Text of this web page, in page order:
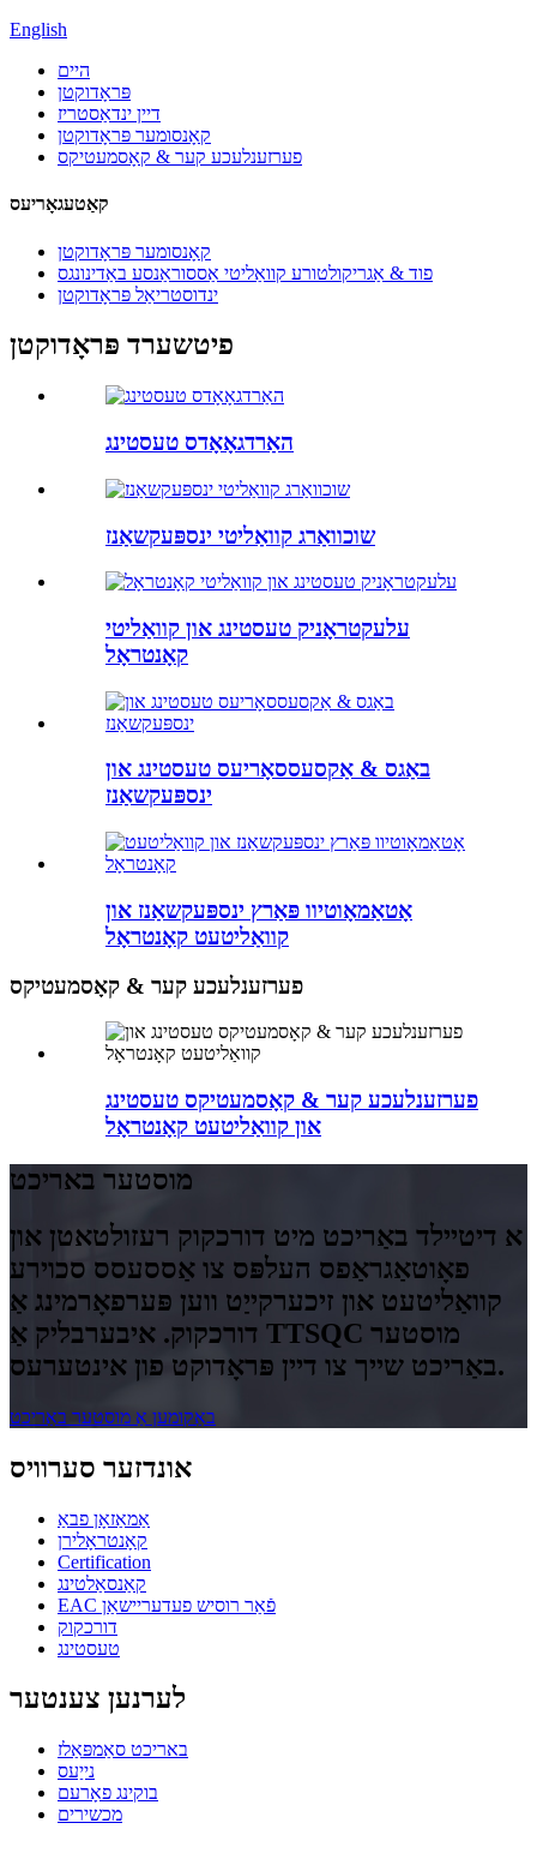
English
היים
פּראָדוקטן
דיין ינדאַסטריז
קאָנסומער פּראָדוקטן
פערזענלעכע קער & קאָסמעטיקס
קאַטעגאָריעס
קאָנסומער פּראָדוקטן
פוד & אַגריקולטורע קוואַליטי אַססוראַנסע באַדינונגס
ינדוסטריאַל פּראָדוקטן
פיטשערד פּראָדוקטן
האַרדגאָאָדס טעסטינג
שוכוואַרג קוואַליטי ינספּעקשאַנז
עלעקטראָניק טעסטינג און קוואַליטי
קאָנטראָל
באַגס & אַקסעססאָריעס טעסטינג און
ינספּעקשאַנז
אָטאַמאָוטיוו פּאַרץ ינספּעקשאַנז און
קוואַליטעט קאָנטראָל
פערזענלעכע קער & קאָסמעטיקס
פערזענלעכע קער & קאָסמעטיקס טעסטינג
און קוואַליטעט קאָנטראָל
מוסטער באריכט
א דיטיילד באַריכט מיט דורכקוק רעזולטאטן און
פאָוטאַגראַפס העלפּס צו אַססעסס סכוירע
קוואַליטעט און זיכערקייַט ווען פּערפאָרמינג אַ
דורכקוק. איבערבליק אַ TTSQC מוסטער
באַריכט שייך צו דיין פּראָדוקט פון אינטערעס.
באַקומען אַ מוסטער באַריכט
אונדזער סערוויס
אַמאַזאָן פבאַ
קאָנטראָלירן
Certification
קאַנסאַלטינג
EAC פֿאַר רוסיש פעדעריישאַן
דורכקוק
טעסטינג
לערנען צענטער
באריכט סאַמפּאַלז
נייַעס
בוקינג פאָרעם
מכשירים